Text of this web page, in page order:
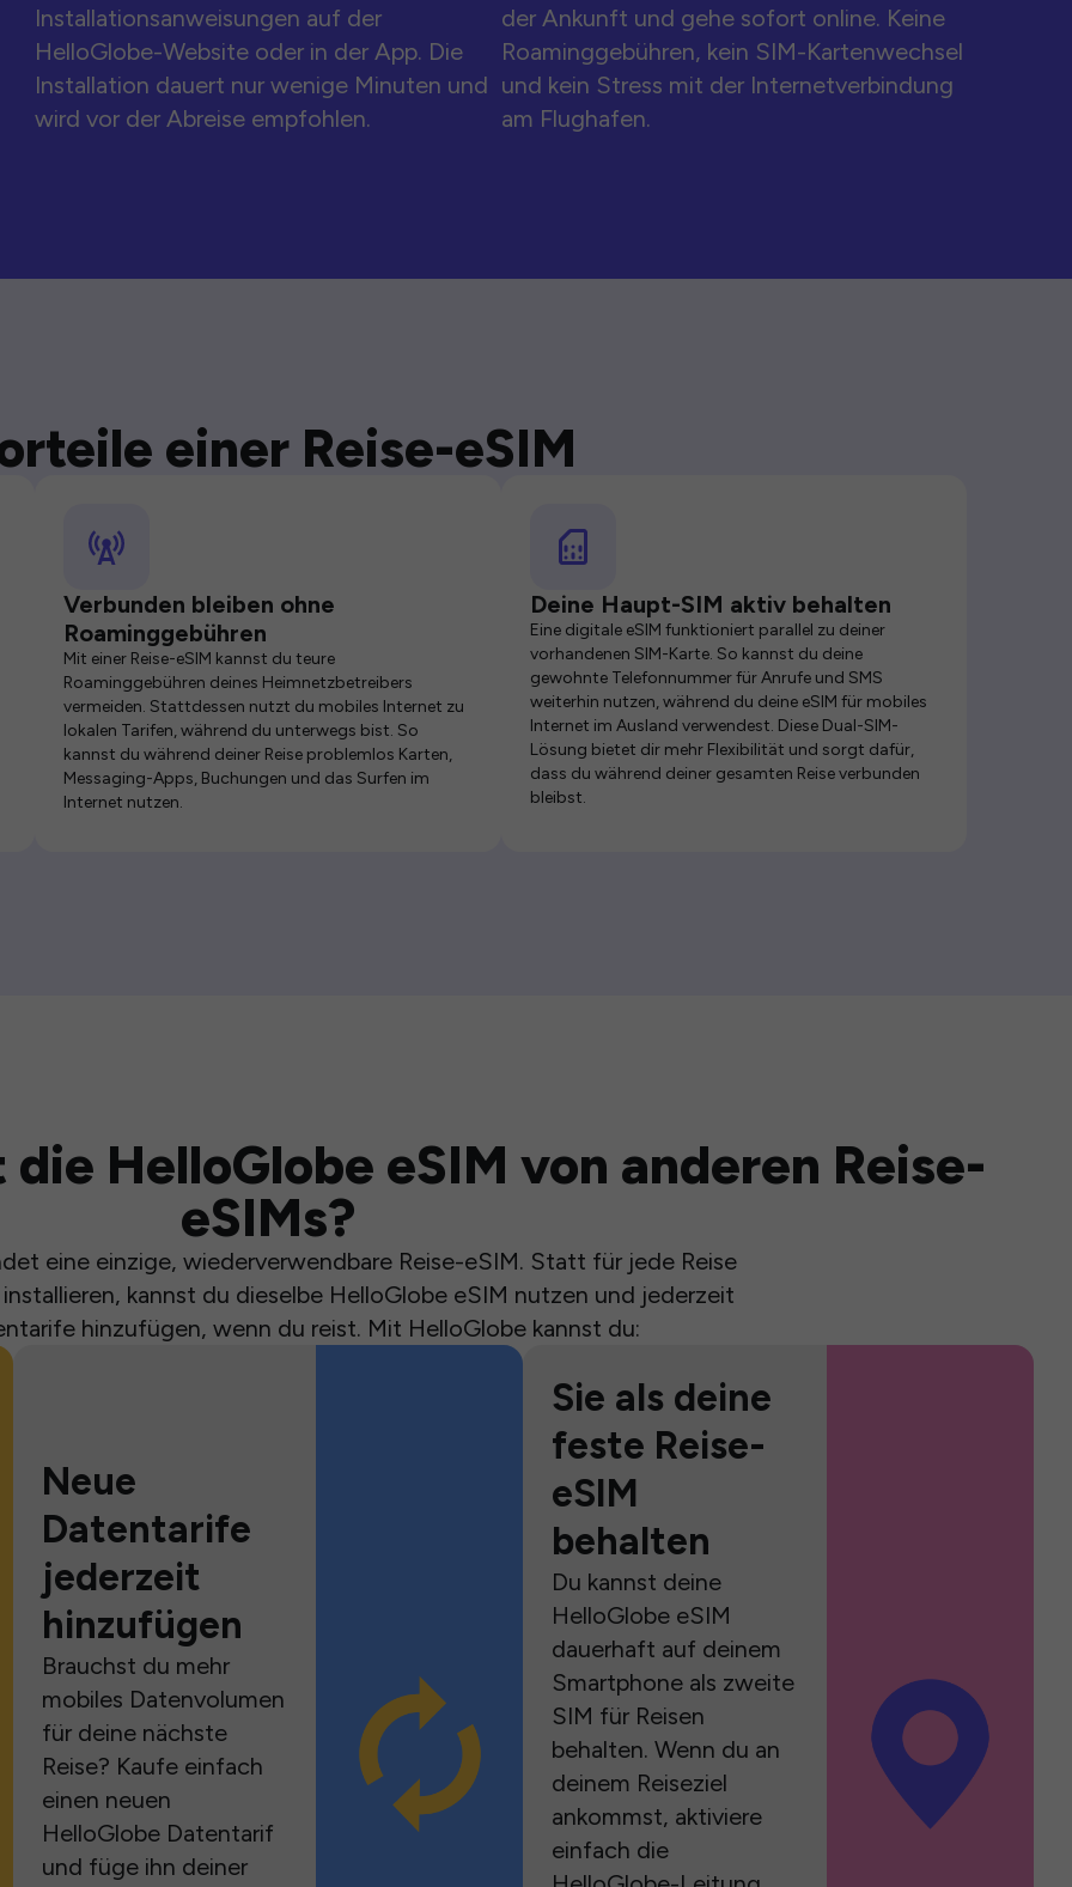
Installationsanweisungen auf der
HelloGlobe-Website oder in der App. Die
Installation dauert nur wenige Minuten und
wird vor der Abreise empfohlen.
der Ankunft und gehe sofort online. Keine
Roaminggebühren, kein SIM-Kartenwechsel
und kein Stress mit der Internetverbindung
am Flughafen.
einer Reise-eSIM
Verbunden bleiben ohne
Roaminggebühren
Mit einer Reise-eSIM kannst du teure
Roaminggebühren deines Heimnetzbetreibers
vermeiden. Stattdessen nutzt du mobiles Internet zu
lokalen Tarifen, während du unterwegs bist. So
kannst du während deiner Reise problemlos Karten,
Messaging-Apps, Buchungen und das Surfen im
Internet nutzen.
Deine Haupt-SIM aktiv behalten
Eine digitale eSIM funktioniert parallel zu deiner
vorhandenen SIM-Karte. So kannst du deine
gewohnte Telefonnummer für Anrufe und SMS
weiterhin nutzen, während du deine eSIM für mobiles
Internet im Ausland verwendest. Diese Dual-SIM-
Lösung bietet dir mehr Flexibilität und sorgt dafür,
dass du während deiner gesamten Reise verbunden
bleibst.
HelloGlobe eSIM von anderen Reise-
eSIMs?
eine einzige, wiederverwendbare Reise-eSIM. Statt für jede Reise
kannst du dieselbe HelloGlobe eSIM nutzen und jederzeit
hinzufügen, wenn du reist. Mit HelloGlobe kannst du:
Neue
Datentarife
jederzeit
hinzufügen
Brauchst du mehr
mobiles Datenvolumen
für deine nächste
Reise? Kaufe einfach
einen neuen
HelloGlobe Datentarif
und füge ihn deiner
Sie als deine
feste Reise-
eSIM
behalten
Du kannst deine
HelloGlobe eSIM
dauerhaft auf deinem
Smartphone als zweite
SIM für Reisen
behalten. Wenn du an
deinem Reiseziel
ankommst, aktiviere
einfach die